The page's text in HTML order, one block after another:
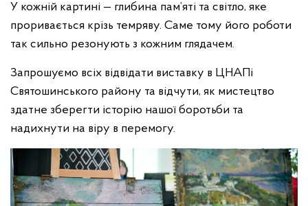
У кожній картині — глибина пам’яті та світло, яке
проривається крізь темряву. Саме тому його роботи
так сильно резонують з кожним глядачем.
Запрошуємо всіх відвідати виставку в ЦНАПі
Святошинського району та відчути, як мистецтво
здатне зберегти історію нашої боротьби та
надихнути на віру в перемогу.